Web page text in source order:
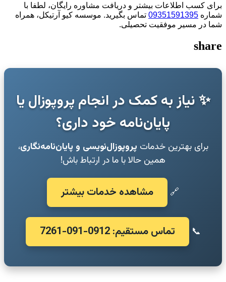
برای کسب اطلاعات بیشتر و دریافت مشاوره رایگان، لطفا با
شماره 09351591395 تماس بگیرید. موسسه کیو آرتیکل، همراه
شما در مسیر موفقیت تحصیلی.
share
✨ نیاز به کمک در انجام پروپوزال یا
پایان‌نامه خود داری؟
برای بهترین خدمات پروپوزال‌نویسی و پایان‌نامه‌نگاری،
همین حالا با ما در ارتباط باش!
🔗 مشاهده خدمات بیشتر
📞 تماس مستقیم: 0912-091-7261